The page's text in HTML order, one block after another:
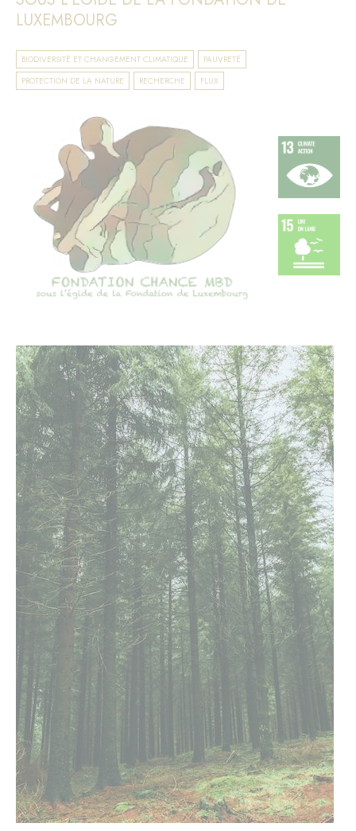
LUXEMBOURG
BIODIVERSITÉ ET CHANGEMENT CLIMATIQUE
PAUVRETÉ
PROTECTION DE LA NATURE
RECHERCHE FLUX